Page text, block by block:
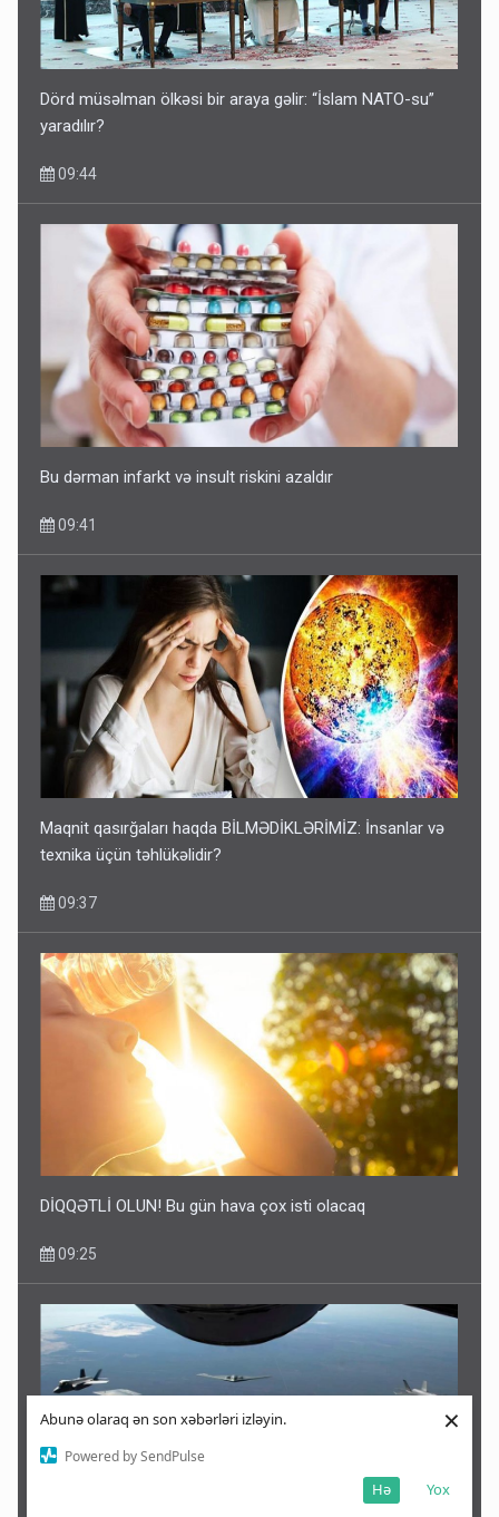
Abunə olaraq ən son xəbərləri izləyin.
Powered by SendPulse
Yox
Hə
×
Dörd müsəlman ölkəsi bir araya gəlir: “İslam NATO-su”
yaradılır?
09:44
Bu dərman infarkt və insult riskini azaldır
09:41
Maqnit qasırğaları haqda BİLMƏDİKLƏRİMİZ: İnsanlar və
texnika üçün təhlükəlidir?
09:37
DİQQƏTLİ OLUN! Bu gün hava çox isti olacaq
09:25